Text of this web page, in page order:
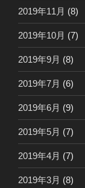
2019年11月 (8)
2019年10月 (7)
2019年9月 (8)
2019年7月 (6)
2019年6月 (9)
2019年5月 (7)
2019年4月 (7)
2019年3月 (8)